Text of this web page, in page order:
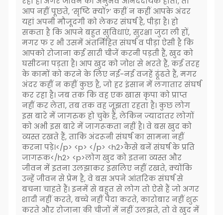
आप नहीं पूछते, ‘सृष्टि क्यों?’ कहीं न कहीं आपके अंदर
यहां अपनी मौजूदगी को लेकर संघर्ष है, पीड़ा है। हो
सकता है कि आपने बहुत सुविधाएं, सुरक्षा जुटा ली हों,
मगर फ र भी उसमें अंतर्निहित संघर्ष व पीड़ा ऐसी है कि
आपको रोजाना कई सारी चीजें करनी पड़ती हैं, खुद को
घसीटना पड़ता है। आप खुद को जोश से भरते हैं, कई तरह
के कामों को करने के लिए नई-नई वजहें ढूंढते हैं, मगर
अंदर कहीं न कहीं कुछ है, जो हर इंसान में लगातार संघर्ष
कर रहा है। जब तक कि वह एक खास कृपा को प्राप्त
नहीं कर लेता, तब तक वह जूझता रहता है। कुछ लोग
इस बारे में जागरुक हो चुके हैं, लेकिन ज्यादातर लोगों
को अभी इस बारे में जागरूकता नहीं है। वे बस खुद को
व्यस्त रखते हैं, ताकि अंदरूनी संघर्ष का सामना नहीं
करना पड़े।</p> <p> </p> <h2>कैसे बनें संघर्ष के प्रति
जागरूक</h2> <p>लोग खुद को इतना व्यस्त और
जीवन में इतना उलझाकर इसलिए नहीं रखते, क्योंकि
उन्हें जीवन से प्रेम है, वे बस अपने आंतरिक संघर्ष से
बचना चाहते हैं। इनमें से बहुत से लोग तो ऐसे हैं जो अगर
शादी नहीं करते, बच्चे नहीं पैदा करते, कारोबार नहीं शुरू
करते और रोजाना की चीजों में नहीं उलझते, तो वे खुद में